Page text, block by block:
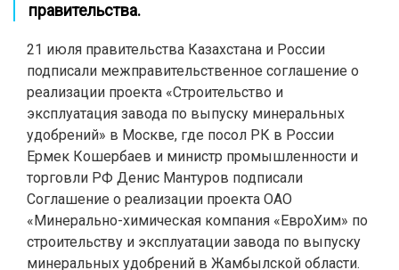
правительства.
21 июля правительства Казахстана и России
подписали межправительственное соглашение о
реализации проекта «Строительство и
эксплуатация завода по выпуску минеральных
удобрений» в Москве, где посол РК в России
Ермек Кошербаев и министр промышленности и
торговли РФ Денис Мантуров подписали
Соглашение о реализации проекта ОАО
«Минерально-химическая компания «ЕвроХим» по
строительству и эксплуатации завода по выпуску
минеральных удобрений в Жамбылской области.